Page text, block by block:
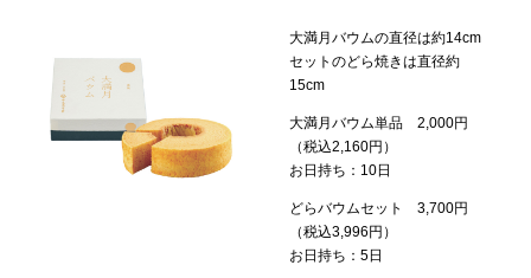
大満月バウムの直径は約14cm
セットのどら焼きは直径約
15cm
大満月バウム単品 2,000円
（税込2,160円）
お日持ち：10日
どらバウムセット 3,700円
（税込3,996円）
お日持ち：5日